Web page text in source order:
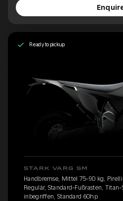
Ready to pickup
STARK VARG SM
Handbremse, Mittel 75-90 kg, Pirelli
Regulär, Standard-Fußrasten,
inbegriffen, Standard 60hp